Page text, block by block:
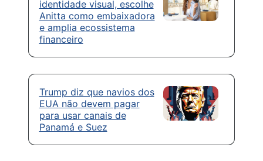
identidade visual, escolhe
Anitta como embaixadora
e amplia ecossistema
financeiro
Trump diz que navios dos
EUA não devem pagar
para usar canais de
Panamá e Suez